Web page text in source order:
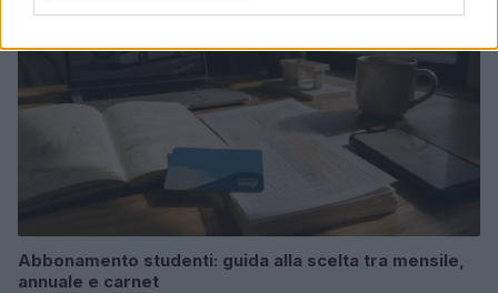
Abbonamento studenti: guida alla scelta tra mensile,
annuale e carnet